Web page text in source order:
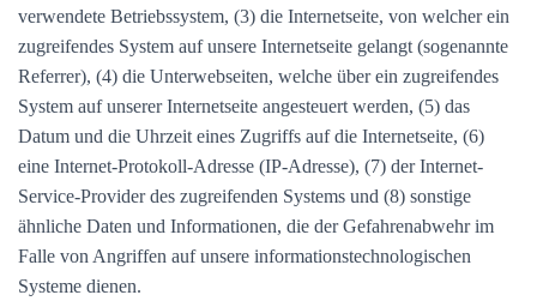
verwendete Betriebssystem, (3) die Internetseite, von welcher ein
zugreifendes System auf unsere Internetseite gelangt (sogenannte
Referrer), (4) die Unterwebseiten, welche über ein zugreifendes
System auf unserer Internetseite angesteuert werden, (5) das
Datum und die Uhrzeit eines Zugriffs auf die Internetseite, (6)
eine Internet-Protokoll-Adresse (IP-Adresse), (7) der Internet-
Service-Provider des zugreifenden Systems und (8) sonstige
ähnliche Daten und Informationen, die der Gefahrenabwehr im
Falle von Angriffen auf unsere informationstechnologischen
Systeme dienen.